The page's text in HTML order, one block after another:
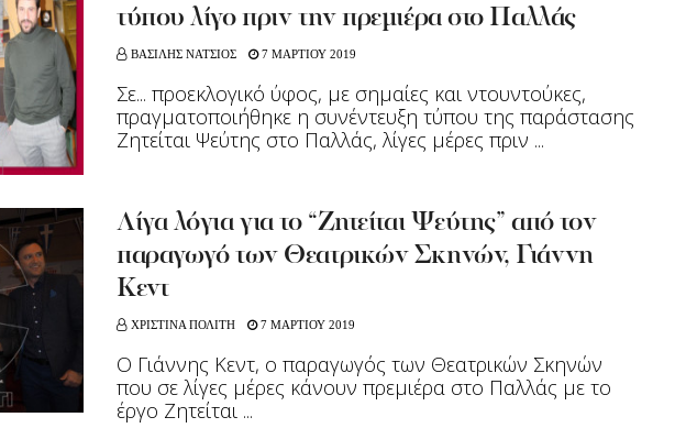
τύπου λίγο πριν την πρεμιέρα στο Παλλάς
ΒΑΣΙΛΗΣ ΝΑΤΣΙΟΣ 7 ΜΑΡΤΙΟΥ 2019
Σε... προεκλογικό ύφος, με σημαίες και ντουντούκες,
πραγματοποιήθηκε η συνέντευξη τύπου της παράστασης
Ζητείται Ψεύτης στο Παλλάς, λίγες μέρες πριν ...
Λίγα λόγια για το “Ζητείται Ψεύτης” από τον
παραγωγό των Θεατρικών Σκηνών, Γιάννη
Κεντ
ΧΡΙΣΤΙΝΑ ΠΟΛΙΤΗ 7 ΜΑΡΤΙΟΥ 2019
Ο Γιάννης Κεντ, ο παραγωγός των Θεατρικών Σκηνών
που σε λίγες μέρες κάνουν πρεμιέρα στο Παλλάς με το
έργο Ζητείται ...